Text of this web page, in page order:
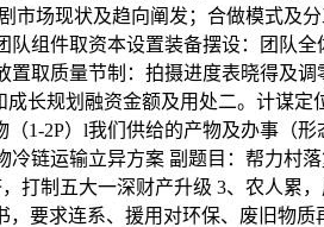
场现状及趋向阐发；合做模式及分
组件取资本设置装备摆设：团队
取质量节制：拍摄进度表晓得及
长规划融资金额及用处二。计谋定
1-2P）l我们供给的产物及办事（
链运输立异方案 副题目：帮力村
打制五大一深财产升级 3、农人累
要求连系、援用对环保、废旧物